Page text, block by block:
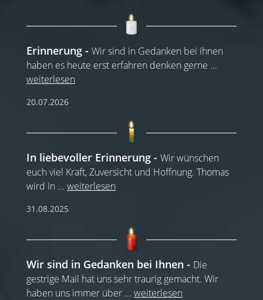
Erinnerung
Wir sind in Gedanken bei ihnen
haben es heute erst erfahren denken gerne ...
weiterlesen
20.07.2026
In liebevoller Erinnerung
Wir wünschen
euch viel Kraft, Zuversicht und Hoffnung. Thomas
wird in ... weiterlesen
31.08.2025
Wir sind in Gedanken bei Ihnen
Die
gestrige Mail hat uns sehr traurig gemacht. Wir
haben uns immer über ... weiterlesen